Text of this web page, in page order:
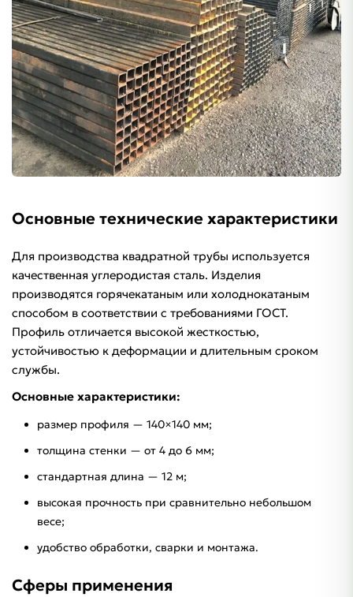
Основные технические характеристики
Для производства квадратной трубы используется
качественная углеродистая сталь. Изделия
производятся горячекатаным или холоднокатаным
способом в соответствии с требованиями ГОСТ.
Профиль отличается высокой жесткостью,
устойчивостью к деформации и длительным сроком
службы.
Основные характеристики:
размер профиля — 140×140 мм;
толщина стенки — от 4 до 6 мм;
стандартная длина — 12 м;
высокая прочность при сравнительно небольшом
весе;
удобство обработки, сварки и монтажа.
Сферы применения